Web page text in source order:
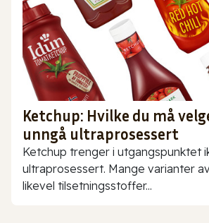
Ketchup: Hvilke du må
unngå ultraprosessert
Ketchup trenger i utgangspunktet
ultraprosessert. Mange varianter
likevel tilsetningsstoffer...